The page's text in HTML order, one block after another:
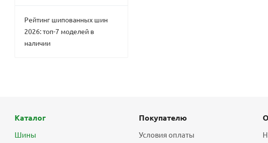
Рейтинг шипованных шин
2026: топ-7 моделей в
наличии
Каталог
Шины
Покупателю
Условия оплаты